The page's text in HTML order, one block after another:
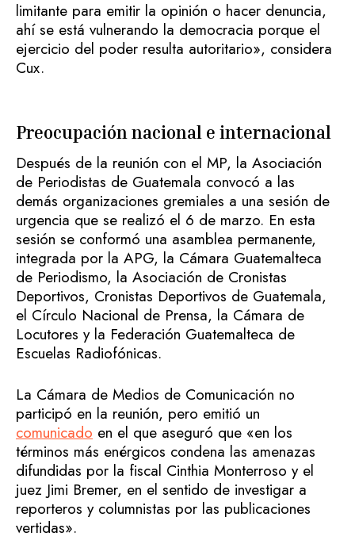
limitante para emitir la opinión o hacer denuncia,
ahí se está vulnerando la democracia porque el
ejercicio del poder resulta autoritario», considera
Cux.
Preocupación nacional e internacional
Después de la reunión con el MP, la Asociación
de Periodistas de Guatemala convocó a las
demás organizaciones gremiales a una sesión de
urgencia que se realizó el 6 de marzo. En esta
sesión se conformó una asamblea permanente,
integrada por la APG, la Cámara Guatemalteca
de Periodismo, la Asociación de Cronistas
Deportivos, Cronistas Deportivos de Guatemala,
el Círculo Nacional de Prensa, la Cámara de
Locutores y la Federación Guatemalteca de
Escuelas Radiofónicas.
La Cámara de Medios de Comunicación no
participó en la reunión, pero emitió un
comunicado en el que aseguró que «en los
términos más enérgicos condena las amenazas
difundidas por la fiscal Cinthia Monterroso y el
juez Jimi Bremer, en el sentido de investigar a
reporteros y columnistas por las publicaciones
vertidas».